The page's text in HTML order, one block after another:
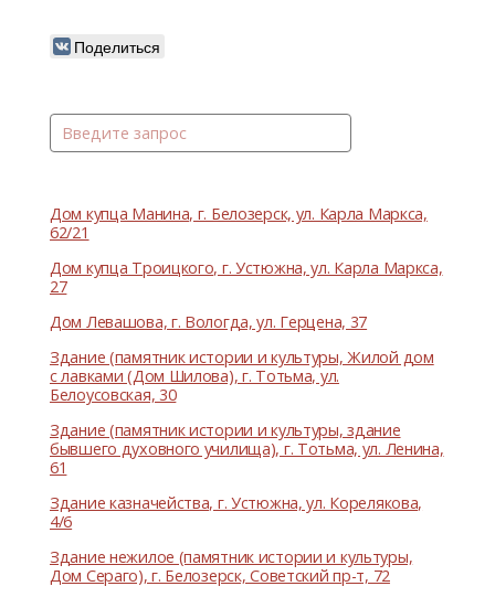
Дом купца Манина, г. Белозерск, ул. Карла Маркса,
62/21
Дом купца Троицкого, г. Устюжна, ул. Карла Маркса,
27
Дом Левашова, г. Вологда, ул. Герцена, 37
Здание (памятник истории и культуры, Жилой дом
с лавками (Дом Шилова), г. Тотьма, ул.
Белоусовская, 30
Здание (памятник истории и культуры, здание
бывшего духовного училища), г. Тотьма, ул. Ленина,
61
Здание казначейства, г. Устюжна, ул. Корелякова,
4/6
Здание нежилое (памятник истории и культуры,
Дом Сераго), г. Белозерск, Советский пр-т, 72
Поделиться